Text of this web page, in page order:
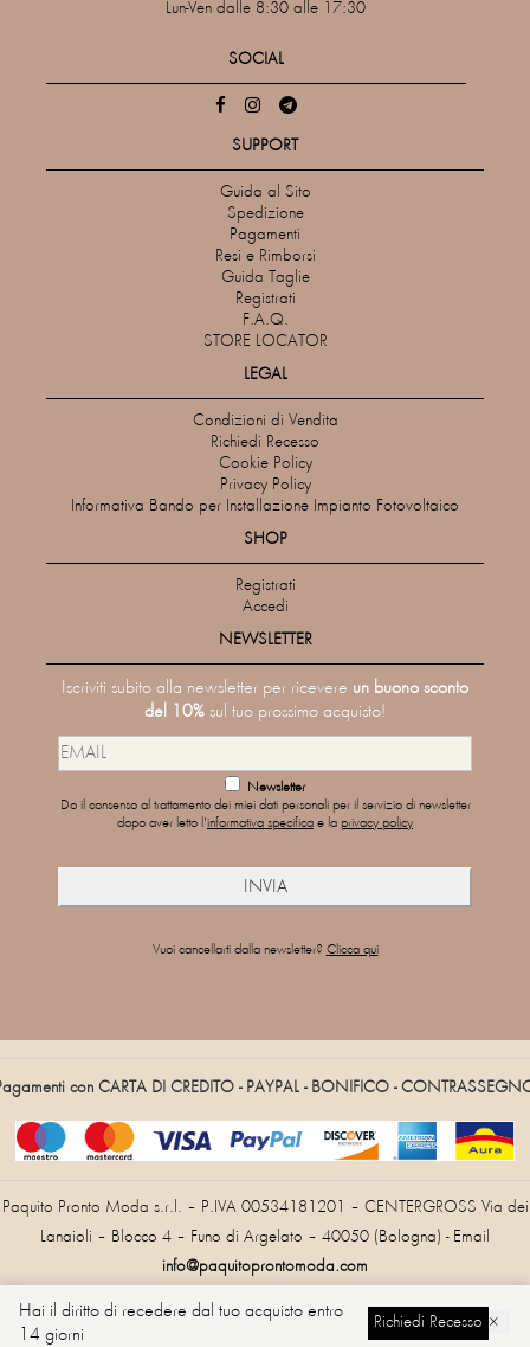
Lun-Ven dalle 8:30 alle 17:30
SOCIAL
SUPPORT
Guida al Sito
Spedizione
Pagamenti
Resi e Rimborsi
Guida Taglie
Registrati
F.A.Q.
STORE LOCATOR
LEGAL
Condizioni di Vendita
Richiedi Recesso
Cookie Policy
Privacy Policy
Informativa Bando per Installazione Impianto Fotovoltaico
SHOP
Registrati
Accedi
NEWSLETTER
Iscriviti subito alla newsletter per ricevere un buono sconto
del 10% sul tuo prossimo acquisto!
Newsletter
Do il consenso al trattamento dei miei dati personali per il servizio di newsletter
dopo aver letto l'informativa specifica e la privacy policy
Vuoi cancellarti dalla newsletter? Clicca qui
con CARTA DI CREDITO - PAYPAL - BONIFICO -
Paquito Pronto Moda s.r.l. – P.IVA 00534181201 – CENTERGROSS Via dei
Lanaioli – Blocco 4 – Funo di Argelato – 40050 (Bologna) - Email
info@paquitoprontomoda.com
Hai il diritto di recedere dal tuo acquisto entro
14 giorni
Richiedi Recesso ×